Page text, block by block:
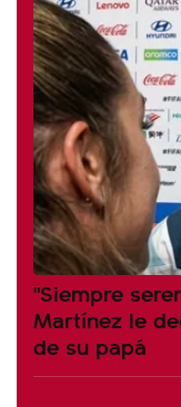
"Siempre
Martínez le
de su papá